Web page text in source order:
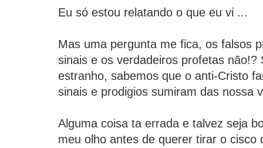
Eu só estou relatando o que eu vi ...
Mas uma pergunta me fica, os falsos
sinais e os verdadeiros profetas não!?
estranho, sabemos que o anti-Cristo
sinais e prodigios sumiram das nossa
Alguma coisa ta errada e talvez seja
meu olho antes de querer tirar o cisco